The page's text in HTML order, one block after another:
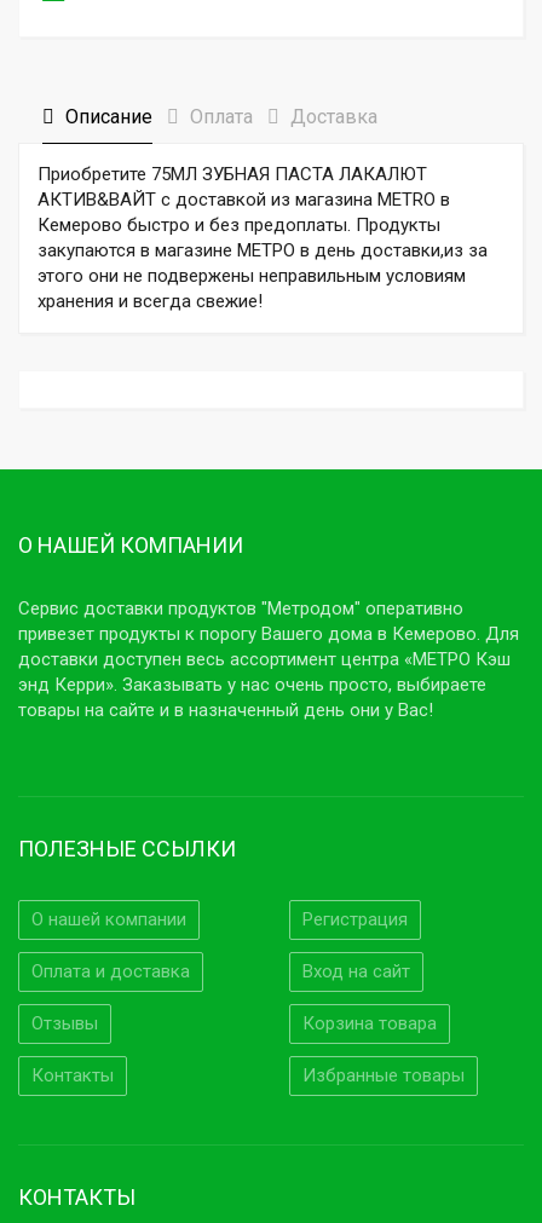
Описание Оплата Доставка
Приобретите 75МЛ ЗУБНАЯ ПАСТА ЛАКАЛЮТ
АКТИВ&ВАЙТ с доставкой из магазина METRO в
Кемерово быстро и без предоплаты. Продукты
закупаются в магазине МЕТРО в день доставки,из за
этого они не подвержены неправильным условиям
хранения и всегда свежие!
О НАШЕЙ КОМПАНИИ
Сервис доставки продуктов "Метродом" оперативно
привезет продукты к порогу Вашего дома в Кемерово. Для
доставки доступен весь ассортимент центра «МЕТРО Кэш
энд Керри». Заказывать у нас очень просто, выбираете
товары на сайте и в назначенный день они у Вас!
ПОЛЕЗНЫЕ ССЫЛКИ
О нашей компании
Оплата и доставка
Отзывы
Контакты
Регистрация
Вход на сайт
Корзина товара
Избранные товары
КОНТАКТЫ